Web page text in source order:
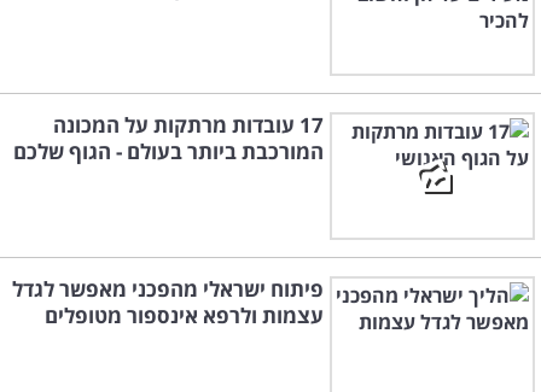
17 עובדות מרתקות על המכונה
המורכבת ביותר בעולם - הגוף שלכם
פיתוח ישראלי מהפכני מאפשר לגדל
עצמות ולרפא אינספור מטופלים